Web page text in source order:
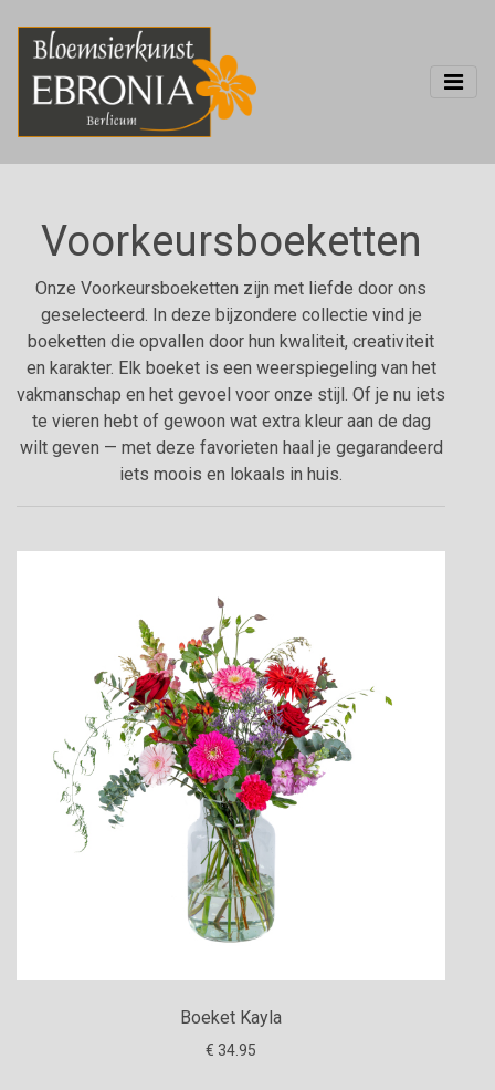
Voorkeursboeketten
Onze Voorkeursboeketten zijn met liefde door ons
geselecteerd. In deze bijzondere collectie vind je
boeketten die opvallen door hun kwaliteit, creativiteit
en karakter. Elk boeket is een weerspiegeling van het
vakmanschap en het gevoel voor onze stijl. Of je nu iets
te vieren hebt of gewoon wat extra kleur aan de dag
wilt geven — met deze favorieten haal je gegarandeerd
iets moois en lokaals in huis.
Boeket Kayla
€ 34.95